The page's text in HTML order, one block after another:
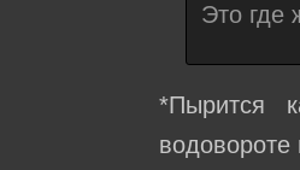
Это где
*Пырится